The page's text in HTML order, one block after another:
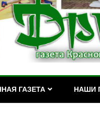
ГАЗЕТА НАШИ